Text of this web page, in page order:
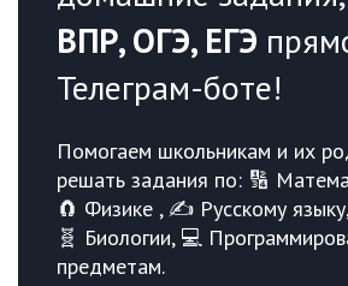
ВПР, ОГЭ, ЕГЭ
Телеграм-боте!
Помогаем школьникам и их
решать задания по: 🔢
🧲 Физике , ✍️ Русскому
🧬 Биологии, 💻
предметам.